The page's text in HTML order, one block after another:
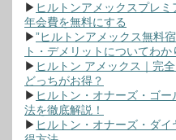
▶ ヒルトンアメックスプレ
年会費を無料にする
▶”ヒルトンアメックス無料
ト・デメリットについてわ
▶ ヒルトン アメックス｜完
どっちがお得？
▶ ヒルトン・オナーズ・ゴ
法を徹底解説！
▶ ヒルトン・オナーズ・ダ